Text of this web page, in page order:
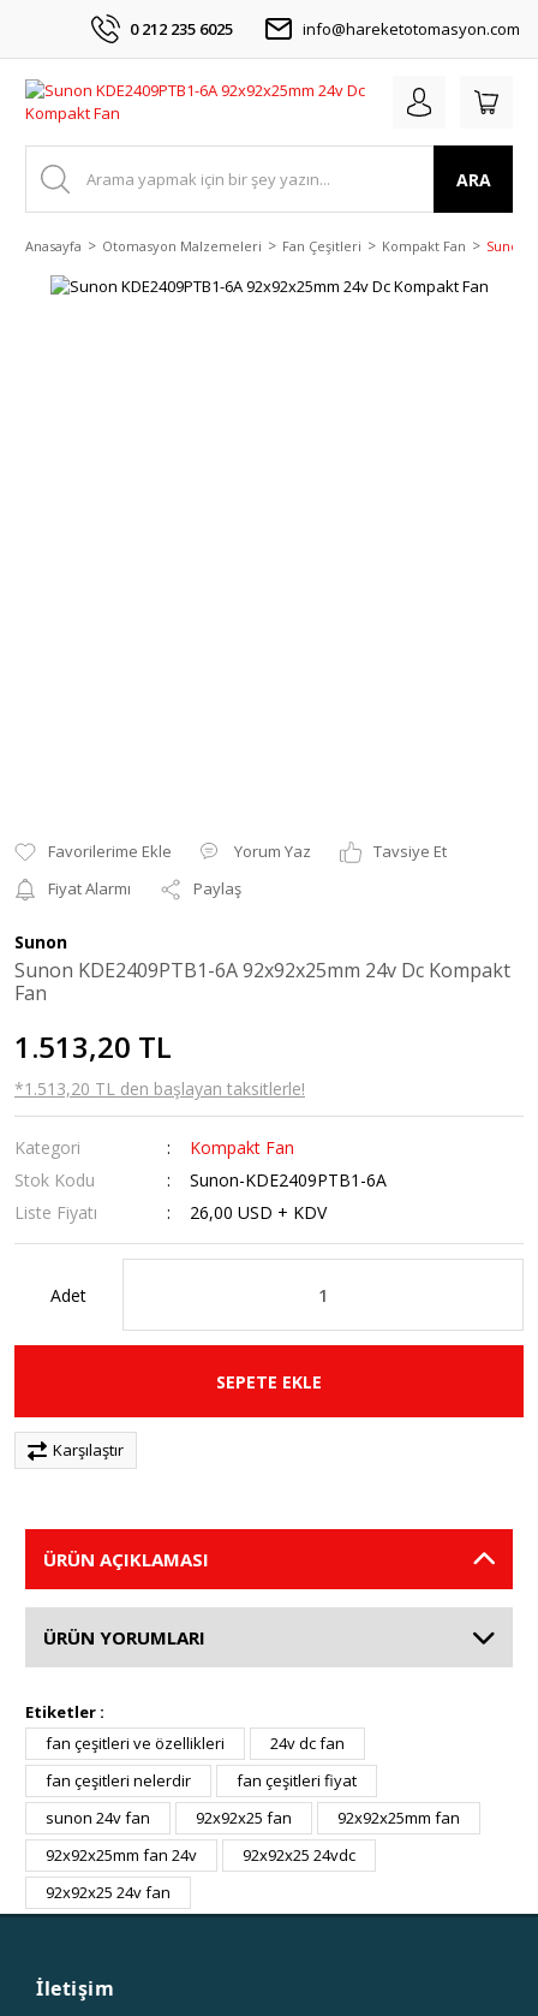
0 212 235 6025 info@hareketotomasyon.com
ARA
Anasayfa Otomasyon Malzemeleri Fan Çeşitleri Kompakt Fan Sunon
Yorum Yaz
Tavsiye Et
Fiyat Alarmı
Paylaş
Sunon
Sunon KDE2409PTB1-6A 92x92x25mm 24v Dc Kompakt
Fan
1.513,20 TL
*1.513,20 TL den başlayan taksitlerle!
Kategori
Kompakt Fan
Stok Kodu
Sunon-KDE2409PTB1-6A
Liste Fiyatı
26,00 USD + KDV
Adet
SEPETE EKLE
Karşılaştır
ÜRÜN AÇIKLAMASI
ÜRÜN YORUMLARI
Etiketler :
fan çeşitleri ve özellikleri
24v dc fan
fan çeşitleri nelerdir
fan çeşitleri fiyat
sunon 24v fan
92x92x25 fan
92x92x25mm fan
92x92x25mm fan 24v
92x92x25 24vdc
92x92x25 24v fan
İletişim